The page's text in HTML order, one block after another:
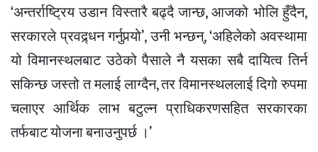
‘अन्तर्राष्ट्रिय उडान विस्तारै बढ्दै जान्छ, आजको भोलि हुँदैन,
सरकारले प्रवद्र्धन गर्नुपर्‍यो’, उनी भन्छन्, ‘अहिलेको अवस्थामा
यो विमानस्थलबाट उठेको पैसाले नै यसका सबै दायित्व तिर्न
सकिन्छ जस्तो त मलाई लाग्दैन, तर विमानस्थललाई दिगो रुपमा
चलाएर आर्थिक लाभ बटुल्न प्राधिकरणसहित सरकारका
तर्फबाट योजना बनाउनुपर्छ ।’